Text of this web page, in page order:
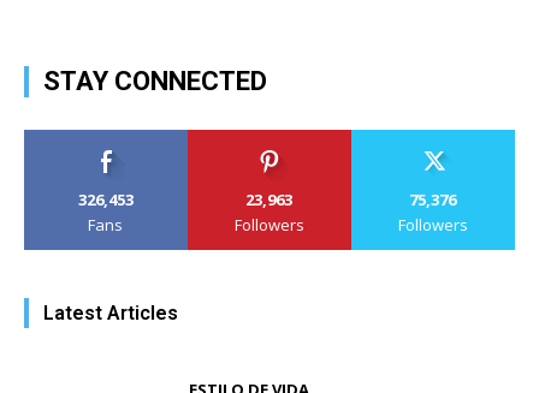
STAY CONNECTED
326,453
Fans
23,963
Followers
75,376
Followers
Latest Articles